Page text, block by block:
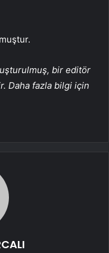
bir editör
Daha fazla bilgi için